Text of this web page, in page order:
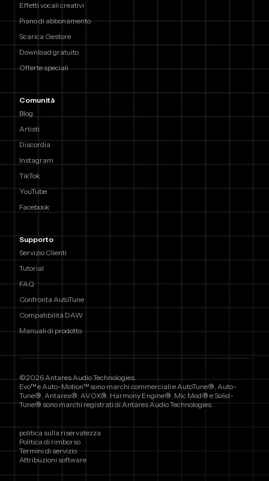
Effetti vocali creativi
Piano di abbonamento
Scarica Gestore
Download gratuito
Offerte speciali
Comunità
Blog
Artisti
Discordia
Instagram
TikTok
YouTube
Facebook
Supporto
Servizio Clienti
Tutorial
FAQ
Confronta AutoTune
Compatibilità DAW
Manuali di prodotto
©2026 Antares Audio Technologies.
Evo™ e Auto-Motion™ sono marchi commerciali e AutoTune®, Auto-
Tune®, Antares®, AVOX®, Harmony Engine®, Mic Mod® e Solid-
Tune® sono marchi registrati di Antares Audio Technologies.
politica sulla riservatezza
Politica di rimborso
Termini di servizio
Attribuzioni software